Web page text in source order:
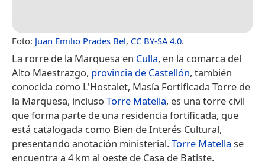
Foto: Juan Emilio Prades Bel, CC BY-SA 4.0.
La rorre de la Marquesa en Culla, en la comarca del
Alto Maestrazgo, provincia de Castellón, también
conocida como L'Hostalet, Masía Fortificada Torre de
la Marquesa, incluso Torre Matella, es una torre civil
que forma parte de una residencia fortificada, que
está catalogada como Bien de Interés Cultural,
presentando anotación ministerial.Torre Matella se
encuentra a 4 km al oeste de Casa de Batiste.